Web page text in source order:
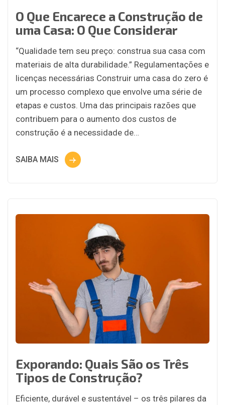
O Que Encarece a Construção de
uma Casa: O Que Considerar
“Qualidade tem seu preço: construa sua casa com
materiais de alta durabilidade.” Regulamentações e
licenças necessárias Construir uma casa do zero é
um processo complexo que envolve uma série de
etapas e custos. Uma das principais razões que
contribuem para o aumento dos custos de
construção é a necessidade de…
SAIBA MAIS
Exporando: Quais São os Três
Tipos de Construção?
Eficiente, durável e sustentável – os três pilares da